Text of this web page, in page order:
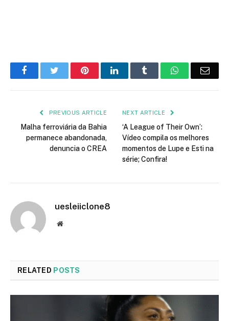
FacebookTwitter PinterestLinkedIn Tumblr WhatsApp
PREVIOUS ARTICLE
Malha ferroviária da Bahia
permanece abandonada,
denuncia o CREA
NEXT ARTICLE
‘A League of Their Own’:
Vídeo compila os melhores
momentos de Lupe e Esti na
série; Confira!
uesleiiclone8
Website
RELATED POSTS